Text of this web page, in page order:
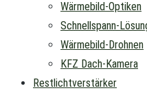
Wärmebild-Optiken
Schnellspann-
Wärmebild-Drohnen
KFZ Dach-Kamera
Restlichtverstärker